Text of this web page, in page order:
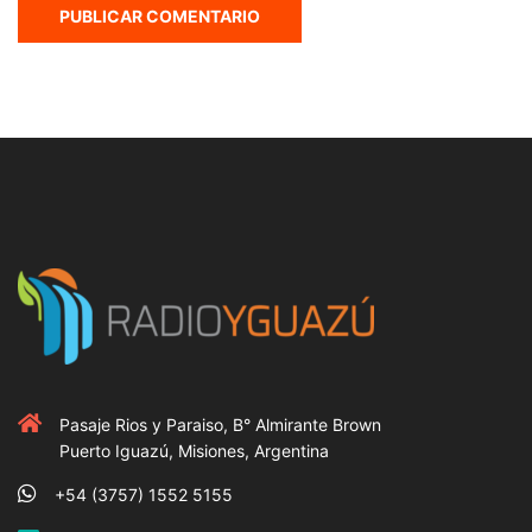
Pasaje Rios y Paraiso, B° Almirante Brown
Puerto Iguazú, Misiones, Argentina
+54 (3757) 1552 5155